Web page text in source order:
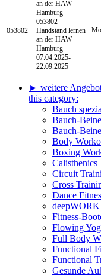
053802
an der HAW
Hamburg
053802
Handstand lernen
an der HAW
Hamburg
07.04.2025-
22.09.2025
Mo
► weitere
this category:
Bauch
Bauch-
Bauch-
Body
Boxing
Calisthenics
Circuit
Cross
Dance
Fitness-
Flowing
Full Body
Functional
Functional
Gesunde